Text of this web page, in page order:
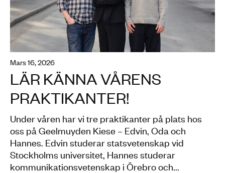
mars 16, 2026
LÄR KÄNNA VÅRENS
PRAKTIKANTER!
Under våren har vi tre praktikanter på plats hos
oss på Geelmuyden Kiese – Edvin, Oda och
Hannes. Edvin studerar statsvetenskap vid
Stockholms universitet, Hannes studerar
kommunikationsvetenskap i Örebro och...